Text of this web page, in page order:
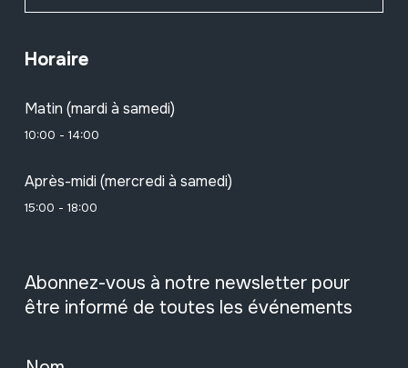
Horaire
Matin (mardi à samedi)
10:00 - 14:00
Après-midi (mercredi à samedi)
15:00 - 18:00
Abonnez-vous à notre newsletter pour
être informé de toutes les événements